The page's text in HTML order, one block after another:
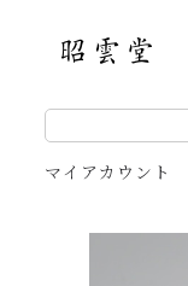
マイアカウント